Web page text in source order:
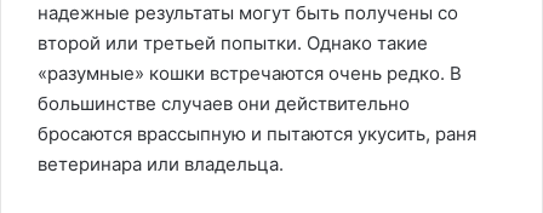
надежные результаты могут быть получены со
второй или третьей попытки. Однако такие
«разумные» кошки встречаются очень редко. В
большинстве случаев они действительно
бросаются врассыпную и пытаются укусить, раня
ветеринара или владельца.